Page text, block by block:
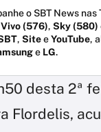
o SBT News
Vivo (576), Sky (580)
, SiteeYouTube,
e LG.
desta 2ª
Flordelis,